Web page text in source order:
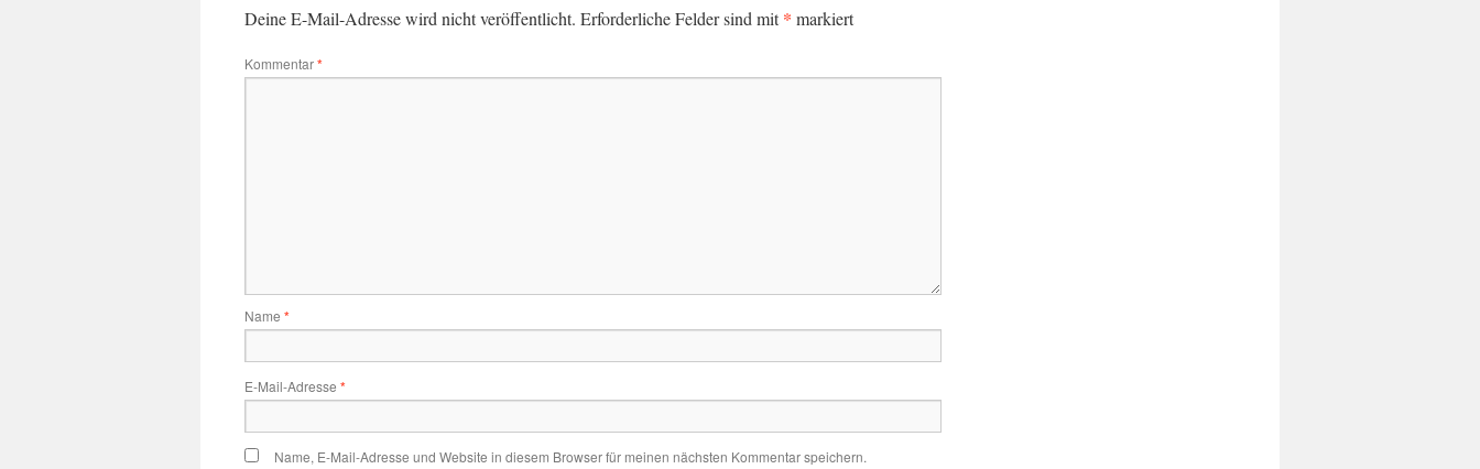
Deine E-Mail-Adresse wird nicht veröffentlicht. Erforderliche Felder sind mit* markiert
Kommentar*
Name *
E-Mail-Adresse *
Name, E-Mail-Adresse und Website in diesem Browser für meinen nächsten Kommentar speichern.